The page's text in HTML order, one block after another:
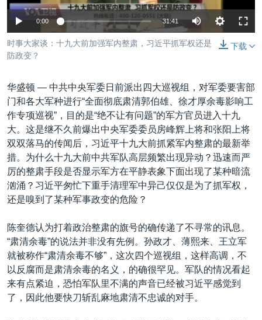
全球议题
环境
美国建国250周年
美国之音专访
台海两岸关系
南中国海争端
关注西藏
关注新疆
GEN Z 看美国
关注我们
其他语言网站
0:00 31:41
下载
时事大家谈：十九大前加强军内整肃，习近平抓军权还是
防政变？
华盛顿 — 中共中央军委日前派出四大巡视组，对军委要害部
门和各大军种进行“全面彻底肃清郭伯雄、徐才厚余毒影响工
作专项巡视”，目的是“绝不让有问题”的军方官员进入十九
大。这是继不久前爆出中央军委委员房峰辉上将和张阳上将
双双落马的传闻后，习近平十九大前抓紧军内整肃的最新举
措。为什么十九大前中共军队高层频繁出现异动？迅速而严
厉的整肃手段是否显示军方在平静表象下面出现了某种暗流
汹涌？习近平匆忙下重手清理军中异己仅仅是为了抓军权，
还是嗅到了某种军事政变的危险？
陈奎德认为打着政治整肃的旗号的确传递了不寻常的讯息。
“肃清余毒”的说法并非没有先例。孙政才、薄熙来、王立军
就被称作“肃清余毒不够”，这次四个巡视组，这样高调，不
以反腐而是肃清余毒的名义，的确很罕见。军队的情况看起
来有点紧迫，恐怕军队里不满的声音已经被习近平感觉到
了，因此他要快刀斩乱麻地肃清不忠诚的对手。